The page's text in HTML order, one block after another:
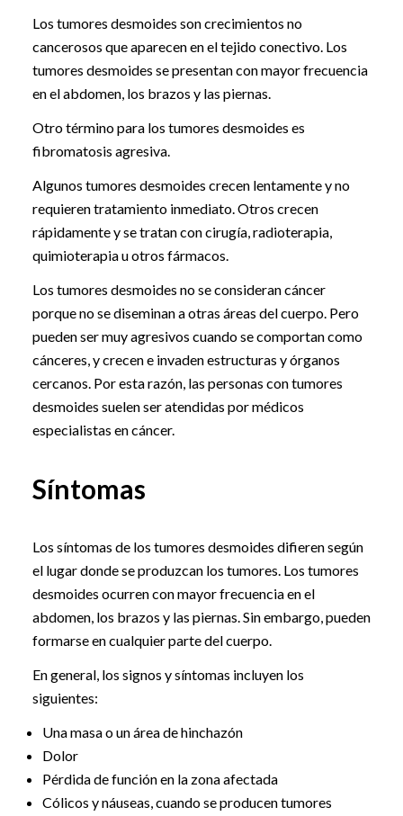
Los tumores desmoides son crecimientos no
cancerosos que aparecen en el tejido conectivo. Los
tumores desmoides se presentan con mayor frecuencia
en el abdomen, los brazos y las piernas.
Otro término para los tumores desmoides es
fibromatosis agresiva.
Algunos tumores desmoides crecen lentamente y no
requieren tratamiento inmediato. Otros crecen
rápidamente y se tratan con cirugía, radioterapia,
quimioterapia u otros fármacos.
Los tumores desmoides no se consideran cáncer
porque no se diseminan a otras áreas del cuerpo. Pero
pueden ser muy agresivos cuando se comportan como
cánceres, y crecen e invaden estructuras y órganos
cercanos. Por esta razón, las personas con tumores
desmoides suelen ser atendidas por médicos
especialistas en cáncer.
Síntomas
Los síntomas de los tumores desmoides difieren según
el lugar donde se produzcan los tumores. Los tumores
desmoides ocurren con mayor frecuencia en el
abdomen, los brazos y las piernas. Sin embargo, pueden
formarse en cualquier parte del cuerpo.
En general, los signos y síntomas incluyen los
siguientes:
Una masa o un área de hinchazón
Dolor
Pérdida de función en la zona afectada
Cólicos y náuseas, cuando se producen tumores